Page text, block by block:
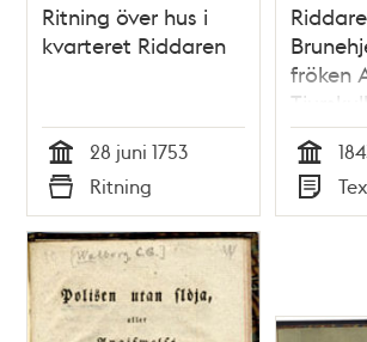
Ritning över hus i
kvarteret Riddaren
Tid
28 juni 1753
Typ
Ritning
fröken
om
dess
Tid
Typ